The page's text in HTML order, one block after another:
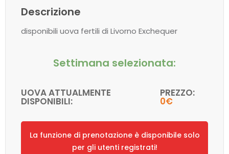
Descrizione
disponibili uova fertili di Livorno Exchequer
Settimana selezionata:
UOVA ATTUALMENTE
DISPONIBILI:
PREZZO:
0€
La funzione di prenotazione è disponibile solo
per gli utenti registrati!